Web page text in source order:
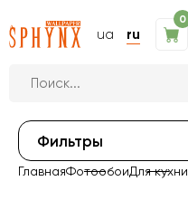
ua ru
0
Фильтры
ГлавнаяФотообоиДля кухни